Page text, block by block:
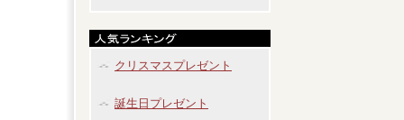
クリスマスプレゼント
誕生日プレゼント